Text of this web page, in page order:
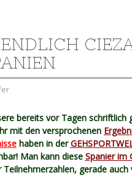
bereits vor Tagen
mit den versprochenen
haben in der
Man kann diese Spanier im
gerade auch